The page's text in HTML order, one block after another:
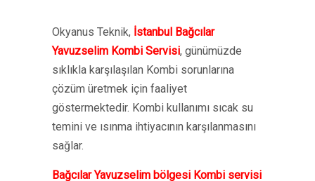
Okyanus Teknik, İstanbul Bağcılar
Yavuzselim Kombi Servisi, günümüzde
sıklıkla karşılaşılan Kombi sorunlarına
çözüm üretmek için faaliyet
göstermektedir. Kombi kullanımı sıcak su
temini ve ısınma ihtiyacının karşılanmasını
sağlar.
Bağcılar Yavuzselim bölgesi Kombi servisi